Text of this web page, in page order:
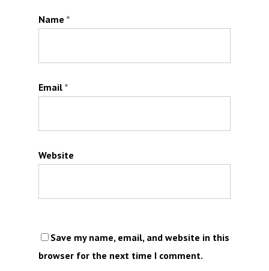
Name *
Email *
Website
Save my name, email, and website in this
browser for the next time I comment.